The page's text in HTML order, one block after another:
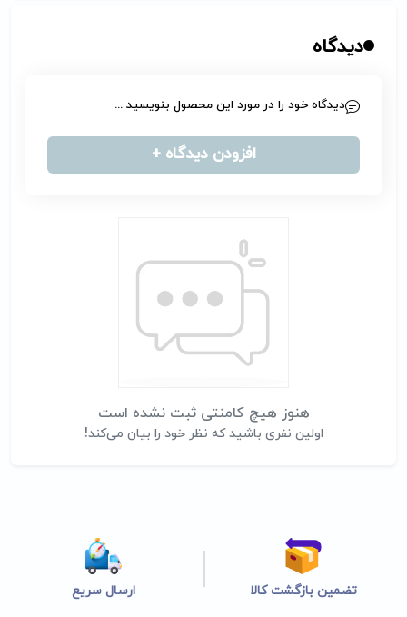
دیدگاه
هنوز هیچ کامنتی ثبت نشده است
اولین نفری باشید که نظر خود را بیان می‌کند!
دیدگاه خود را در مورد این محصول بنویسید ...
افزودن دیدگاه +
تضمین بازگشت کالا ارسال سریع